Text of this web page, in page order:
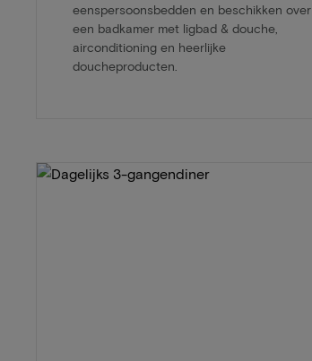
eenspersoonsbedden en beschikken over
een badkamer met ligbad & douche,
airconditioning en heerlijke
doucheproducten.